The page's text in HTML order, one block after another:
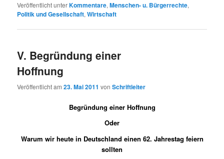
Veröffentlicht unterKommentare,Menschen- u. Bürgerrechte,
Politik und Gesellschaft,Wirtschaft
V. Begründung einer
Hoffnung
Veröffentlicht am23. Mai 2011 vonSchriftleiter
Begründung einer Hoffnung
Oder
Warum wir heute in Deutschland einen 62. Jahrestag feiern
sollten